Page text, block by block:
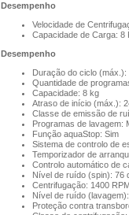
Desempenho
Velocidade de
Capacidade de Carga: 8
Desempenho
Duração do ciclo (máx.):
Quantidade de
Capacidade: 8 kg
Atraso de início (máx.):
Classe de emissão de
Programas de lavagem:
Função aquaStop: Sim
Sistema de controlo de
Temporizador de
Controlo automático de
Nível de ruído (spin): 76
Centrifugação: 1400
Nível de ruído
Proteção contra